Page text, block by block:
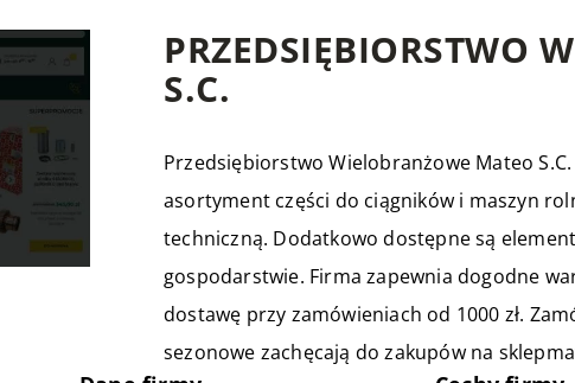
PRZEDSIĘBIORSTWO
S.C.
Przedsiębiorstwo Wielobranżowe Mateo
asortyment części do ciągników i maszyn
techniczną. Dodatkowo dostępne są
gospodarstwie. Firma zapewnia dogodne
dostawę przy zamówieniach od 1000 zł.
sezonowe zachęcają do zakupów na